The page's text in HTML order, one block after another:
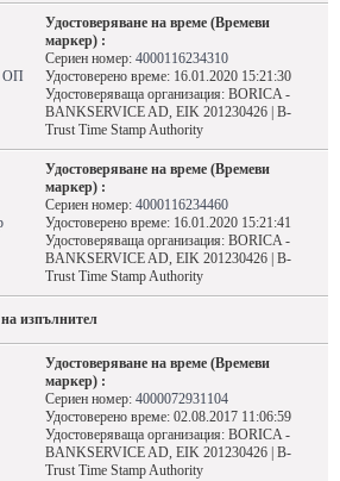
ОП
Удостоверяване на време (Времеви
маркер) :
Сериен номер: 4000116234310
Удостоверено време: 16.01.2020 15:21:30
Удостоверяваща организация: BORICA -
BANKSERVICE AD, EIK 201230426 | B-
Trust Time Stamp Authority
Удостоверяване на време (Времеви
маркер) :
Сериен номер: 4000116234460
Удостоверено време: 16.01.2020 15:21:41
Удостоверяваща организация: BORICA -
BANKSERVICE AD, EIK 201230426 | B-
Trust Time Stamp Authority
изпълнител
Удостоверяване на време (Времеви
маркер) :
Сериен номер: 4000072931104
Удостоверено време: 02.08.2017 11:06:59
Удостоверяваща организация: BORICA -
BANKSERVICE AD, EIK 201230426 | B-
Trust Time Stamp Authority